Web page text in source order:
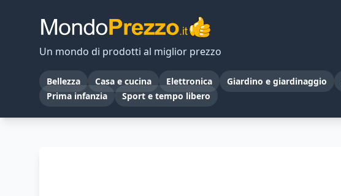
Un mondo di prodotti al miglior prezzo
Bellezza Casa e cucina Elettronica Giardino e giardinaggio
Prima infanzia
Sport e tempo libero